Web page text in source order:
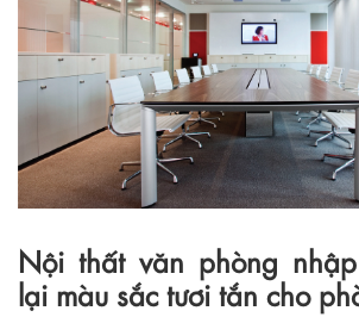
Nội thất văn phòng
lại màu sắc tươi tắn cho